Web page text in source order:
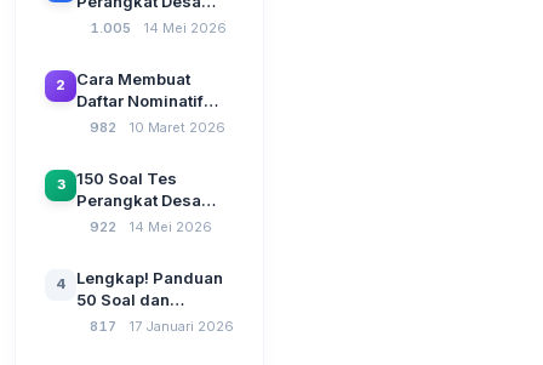
Terbaru 2026
CAT Berbasis UU
Desa No. 3 Tahun
2024
1.005 14 Mei 2026
2
Cara Membuat
Daftar Nominatif
Siltap di Aplikasi
SPP Pencairan
Dana Desa
982 10 Maret 2026
3
150 Soal Tes
Perangkat Desa
2026: Administrasi
Kebangsaan, dan
Komputer Beserta
Jawaban Paling
922 14 Mei 2026
4
Lengkap! Panduan
50 Soal dan
Jawaban Tes
817 17 Januari 2026